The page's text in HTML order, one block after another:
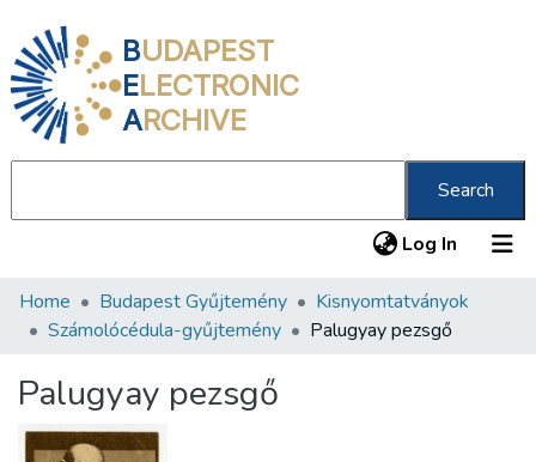
BUDAPEST
ELECTRONIC
ARCHIVE
Search
Log In (current)
Communities & Collections
Statistics
About us
Home Budapest Gyűjtemény
Kisnyomtatványok
Számolócédula-gyűjtemény
Palugyay pezsgő
Palugyay pezsgő